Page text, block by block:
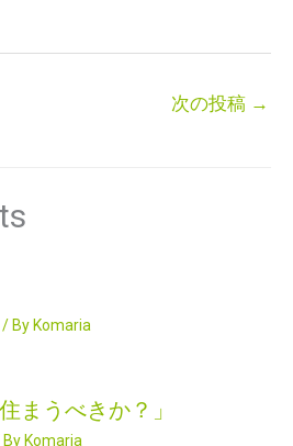
次の投稿 →
/ By Komaria
まうべきか？」
Komaria